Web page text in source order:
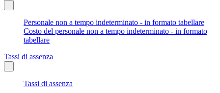
Personale non a tempo indeterminato - in formato tabellare
Costo del personale non a tempo indeterminato - in formato
tabellare
Tassi di assenza
Tassi di assenza